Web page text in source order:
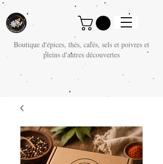
Boutique d'épices, thés, cafés, sels et poivres et
pleins d'autres découvertes